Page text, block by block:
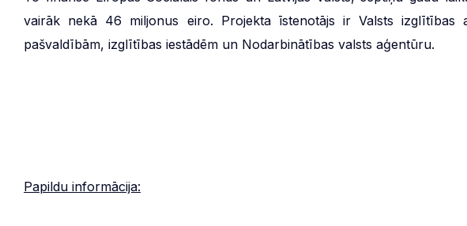
vairāk nekā 46 miljonus eiro. Projekta īstenotājs ir Valsts izglītības
pašvaldībām, izglītības iestādēm un Nodarbinātības valsts aģentūru.
Papildu informācija: